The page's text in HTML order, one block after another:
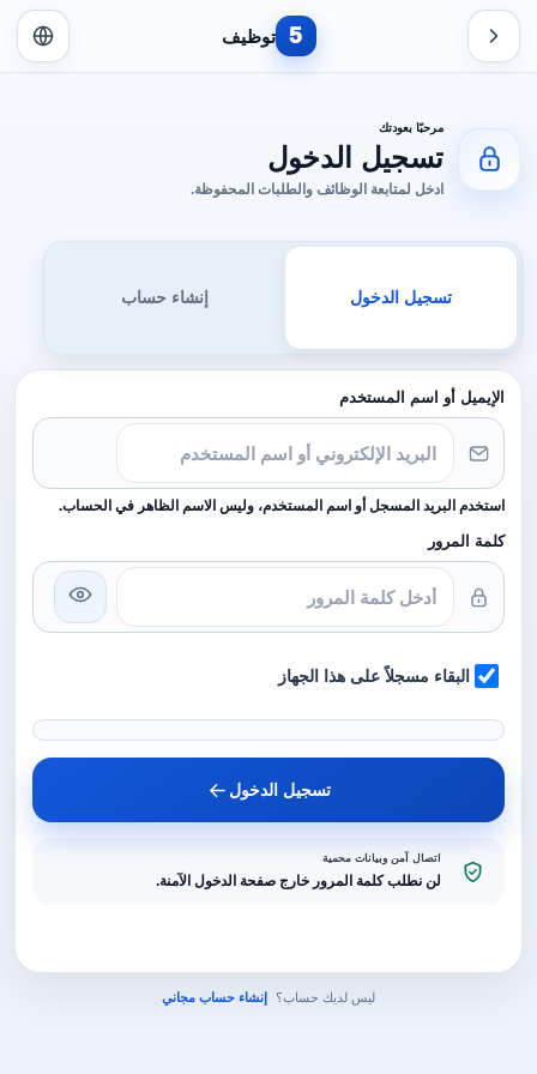
5 توظيف
مرحبًا بعودتك
تسجيل الدخول
ادخل لمتابعة الوظائف والطلبات المحفوظة.
تسجيل الدخول إنشاء حساب
الإيميل أو اسم المستخدم
استخدم البريد المسجل أو اسم المستخدم، وليس الاسم الظاهر في الحساب.
كلمة المرور
البقاء مسجلاً على هذا الجهاز
تسجيل الدخول
اتصال آمن وبيانات محمية
لن نطلب كلمة المرور خارج صفحة الدخول الآمنة.
ليس لديك حساب؟ إنشاء حساب مجاني